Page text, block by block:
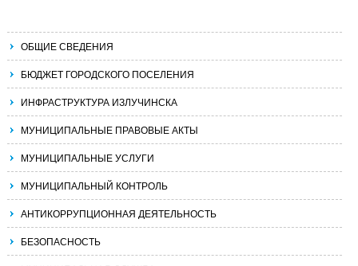
ОБЩИЕ СВЕДЕНИЯ
БЮДЖЕТ ГОРОДСКОГО ПОСЕЛЕНИЯ
ИНФРАСТРУКТУРА ИЗЛУЧИНСКА
МУНИЦИПАЛЬНЫЕ ПРАВОВЫЕ АКТЫ
МУНИЦИПАЛЬНЫЕ УСЛУГИ
МУНИЦИПАЛЬНЫЙ КОНТРОЛЬ
АНТИКОРРУПЦИОННАЯ ДЕЯТЕЛЬНОСТЬ
БЕЗОПАСНОСТЬ